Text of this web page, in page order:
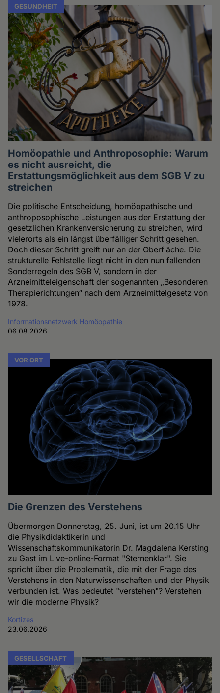
GESUNDHEIT
Homöopathie und Anthroposophie: Warum
es nicht ausreicht, die
Erstattungsmöglichkeit aus dem SGB V zu
streichen
Die politische Entscheidung, homöopathische und
anthroposophische Leistungen aus der Erstattung der
gesetzlichen Krankenversicherung zu streichen, wird
vielerorts als ein längst überfälliger Schritt gesehen.
Doch dieser Schritt greift nur an der Oberfläche. Die
strukturelle Fehlstelle liegt nicht in den nun fallenden
Sonderregeln des SGB V, sondern in der
Arzneimitteleigenschaft der sogenannten „Besonderen
Therapierichtungen“ nach dem Arzneimittelgesetz von
1978.
Informationsnetzwerk Homöopathie
06.08.2026
VOR ORT
Die Grenzen des Verstehens
Übermorgen Donnerstag, 25. Juni, ist um 20.15 Uhr
die Physikdidaktikerin und
Wissenschaftskommunikatorin Dr. Magdalena Kersting
zu Gast im Live-online-Format "Sternenklar". Sie
spricht über die Problematik, die mit der Frage des
Verstehens in den Naturwissenschaften und der Physik
verbunden ist. Was bedeutet "verstehen"? Verstehen
wir die moderne Physik?
Kortizes
23.06.2026
GESELLSCHAFT